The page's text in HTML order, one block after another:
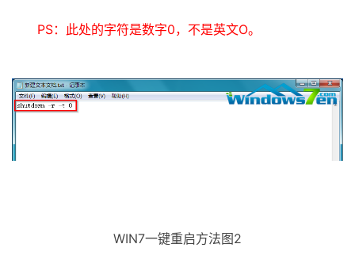
PS：此处的字符是数字0，不是英文O。
WIN7一键重启方法图2